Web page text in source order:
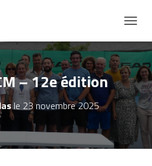
É
P
L
I
E
R
L
A
N
A
– 12e édition
le 23 novembre 2025